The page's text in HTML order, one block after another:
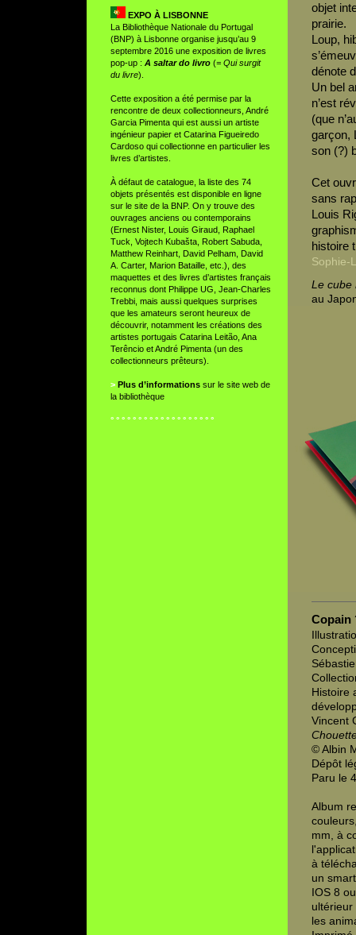
EXPO À LISBONNE
La Bibliothèque Nationale du Portugal
(BNP) à Lisbonne organise jusqu’au 9
septembre 2016 une exposition de livres
pop-up : A saltar do livro(= Qui surgit
du livre).
Cette exposition a été permise par la
rencontre de deux collectionneurs, André
Garcia Pimenta qui est aussi un artiste
ingénieur papier et Catarina Figueiredo
Cardoso qui collectionne en particulier les
livres d’artistes.
À défaut de catalogue, la liste des 74
objets présentés est disponible en ligne
sur le site de la BNP. On y trouve des
ouvrages anciens ou contemporains
(Ernest Nister, Louis Giraud, Raphael
Tuck, Vojtech Kubašta, Robert Sabuda,
Matthew Reinhart, David Pelham, David
A. Carter, Marion Bataille, etc.), des
maquettes et des livres d’artistes français
reconnus dont Philippe UG, Jean-Charles
Trebbi, mais aussi quelques surprises
que les amateurs seront heureux de
découvrir, notamment les créations des
artistes portugais Catarina Leitão, Ana
Terêncio et André Pimenta (un des
collectionneurs prêteurs).
> Plus d’informations sur le site web de
la bibliothèque
° ° ° ° ° ° ° ° ° ° ° ° ° ° ° ° ° ° °
objet
prairie.
Loup,
dénote
Un bel
n’est
(que
garçon,
son (?)
Cet
sans
Louis
histoire
Sophie-
Le cube
au
Copain
Histoire
Vincent
© Albin
Dépôt
Paru le
Album
mm, à
à
un
IOS 8
ultérieur
les